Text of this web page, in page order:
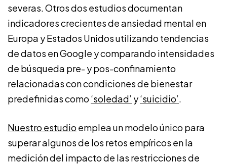
severas. Otros dos estudios documentan
indicadores crecientes de ansiedad mental en
Europa y Estados Unidos utilizando tendencias
de datos en Google y comparando intensidades
de búsqueda pre- y pos-confinamiento
relacionadas con condiciones de bienestar
predefinidas como ‘soledad’ y‘suicidio’.
Nuestro estudio emplea un modelo único para
superar algunos de los retos empíricos en la
medición del impacto de las restricciones de